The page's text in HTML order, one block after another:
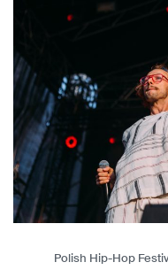
Polish Hip-Hop